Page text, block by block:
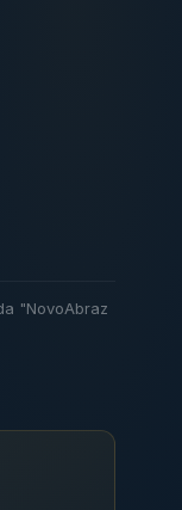
"NovoAbraz